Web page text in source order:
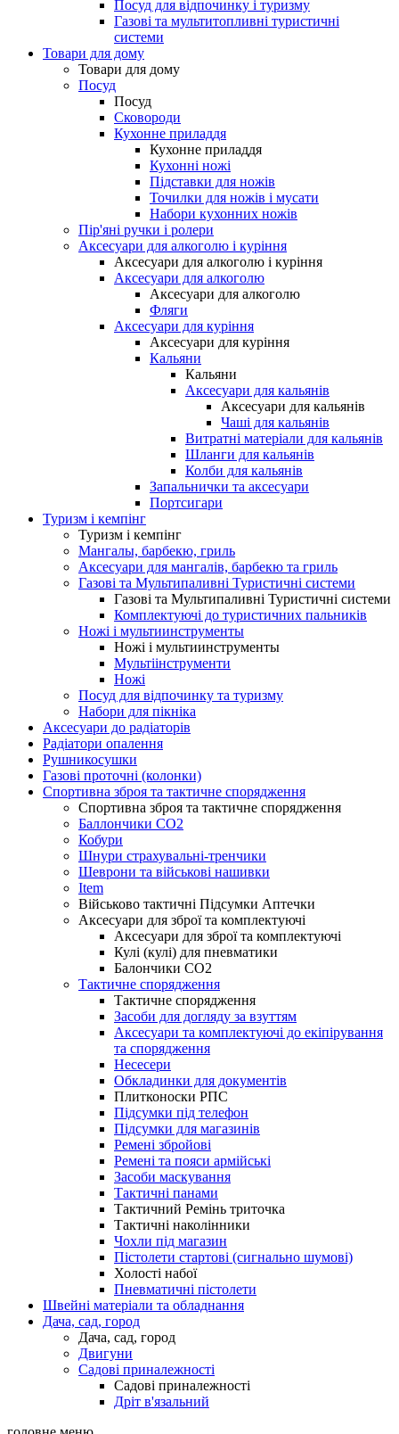
Посуд для відпочинку і туризму
Газові та мультитопливні туристичні
системи
Товари для дому
Товари для дому
Посуд
Посуд
Сковороди
Кухонне приладдя
Кухонне приладдя
Кухонні ножі
Підставки для ножів
Точилки для ножів і мусати
Набори кухонних ножів
Пір'яні ручки і ролери
Аксесуари для алкоголю і куріння
Аксесуари для алкоголю і куріння
Аксесуари для алкоголю
Аксесуари для алкоголю
Фляги
Аксесуари для куріння
Аксесуари для куріння
Кальяни
Кальяни
Аксесуари для кальянів
Аксесуари для кальянів
Чаші для кальянів
Витратні матеріали для кальянів
Шланги для кальянів
Колби для кальянів
Запальнички та аксесуари
Портсигари
Туризм і кемпінг
Туризм і кемпінг
Мангалы, барбекю, гриль
Аксесуари для мангалів, барбекю та гриль
Газові та Мультипаливні Туристичні системи
Газові та Мультипаливні Туристичні системи
Комплектуючі до туристичних пальників
Ножі і мультиинструменты
Ножі і мультиинструменты
Мультіінструменти
Ножі
Посуд для відпочинку та туризму
Набори для пікніка
Аксесуари до радіаторів
Радіатори опалення
Рушникосушки
Газові проточні (колонки)
Спортивна зброя та тактичне спорядження
Спортивна зброя та тактичне спорядження
Баллончики CO2
Кобури
Шнури страхувальні-тренчики
Шеврони та військові нашивки
Item
Військово тактичні Підсумки Аптечки
Аксесуари для зброї та комплектуючі
Аксесуари для зброї та комплектуючі
Кулі (кулі) для пневматики
Балончики CO2
Тактичне спорядження
Тактичне спорядження
Засоби для догляду за взуттям
Аксесуари та комплектуючі до екіпірування
та спорядження
Несесери
Обкладинки для документів
Плитконоски РПС
Підсумки під телефон
Підсумки для магазинів
Ремені збройові
Ремені та пояси армійські
Засоби маскування
Тактичні панами
Тактичний Ремінь триточка
Тактичні наколінники
Чохли під магазин
Пістолети стартові (сигнально шумові)
Холості набої
Пневматичні пістолети
Швейні матеріали та обладнання
Дача, сад, город
Дача, сад, город
Двигуни
Садові приналежності
Садові приналежності
Дріт в'язальний